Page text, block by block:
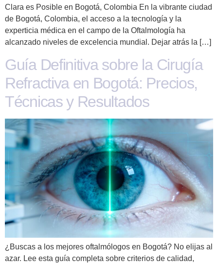
Clara es Posible en Bogotá, Colombia En la vibrante ciudad
de Bogotá, Colombia, el acceso a la tecnología y la
experticia médica en el campo de la Oftalmología ha
alcanzado niveles de excelencia mundial. Dejar atrás la […]
Guía Definitiva sobre la Cirugía
Refractiva en Bogotá: Precios,
Técnicas y Resultados
¿Buscas a los mejores oftalmólogos en Bogotá? No elijas al
azar. Lee esta guía completa sobre criterios de calidad,